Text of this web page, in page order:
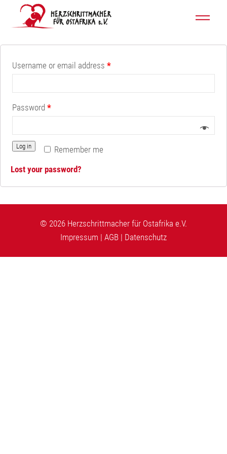
Team Fördermitglied werden Galerie
Login
Username or email address *
Password *
Remember me
Log in
Lost your password?
© 2026 Herzschrittmacher für Ostafrika e.V.
Impressum | AGB | Datenschutz